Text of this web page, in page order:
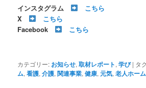
インスタグラム
こちら
X
こちら
Facebook
こちら
カテゴリー: お知らせ,取材レポート,学び | タ
ム,看護,介護,関連事業,健康,元気,老人ホーム